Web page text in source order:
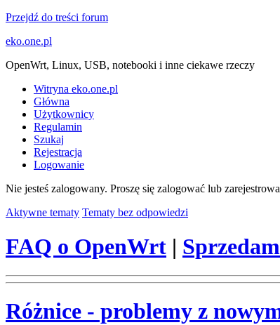
Przejdź do treści forum
eko.one.pl
OpenWrt, Linux, USB, notebooki i inne ciekawe rzeczy
Witryna eko.one.pl
Główna
Użytkownicy
Regulamin
Szukaj
Rejestracja
Logowanie
Nie jesteś zalogowany. Proszę się zalogować lub
Aktywne tematy Tematy bez odpowiedzi
FAQ o OpenWrt |
Różnice - problemy z